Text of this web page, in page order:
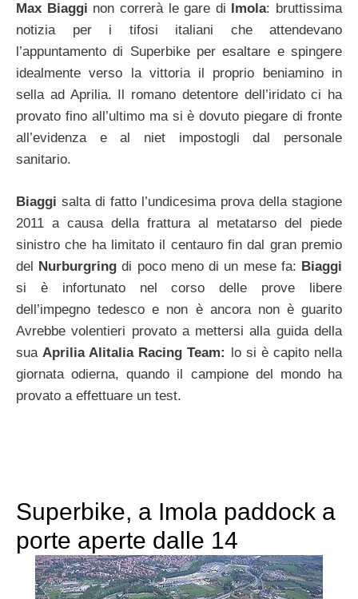
Max Biaggi non correrà le gare di Imola: bruttissima
notizia per i tifosi italiani che attendevano
l’appuntamento di Superbike per esaltare e spingere
idealmente verso la vittoria il proprio beniamino in
sella ad Aprilia. Il romano detentore dell’iridato ci ha
provato fino all’ultimo ma si è dovuto piegare di fronte
all’evidenza e al niet impostogli dal personale
sanitario.
Biaggi salta di fatto l’undicesima prova della stagione
2011 a causa della frattura al metatarso del piede
sinistro che ha limitato il centauro fin dal gran premio
del Nurburgring di poco meno di un mese fa: Biaggi
si è infortunato nel corso delle prove libere
dell’impegno tedesco e non è ancora non è guarito
Avrebbe volentieri provato a mettersi alla guida della
sua Aprilia Alitalia Racing Team: lo si è capito nella
giornata odierna, quando il campione del mondo ha
provato a effettuare un test.
Superbike, a Imola paddock a
porte aperte dalle 14